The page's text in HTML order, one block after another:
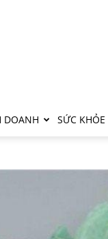
DOANH SỨC KHỎE